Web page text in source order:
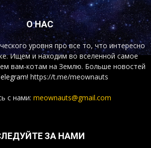
О НАС
уровня про все то, что интересно
Ищем и находим во вселенной самое
вам-котам на Землю. Больше новостей
https://t.me/meownauts
с нами: meownauts@gmail.com
ЗА НАМИ